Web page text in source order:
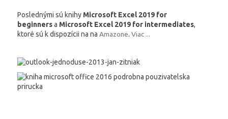
Poslednými sú knihy Microsoft Excel 2019 for
beginnersa Microsoft Excel 2019 for intermediates,
ktoré sú k dispozícii na na Amazone. Viac ...